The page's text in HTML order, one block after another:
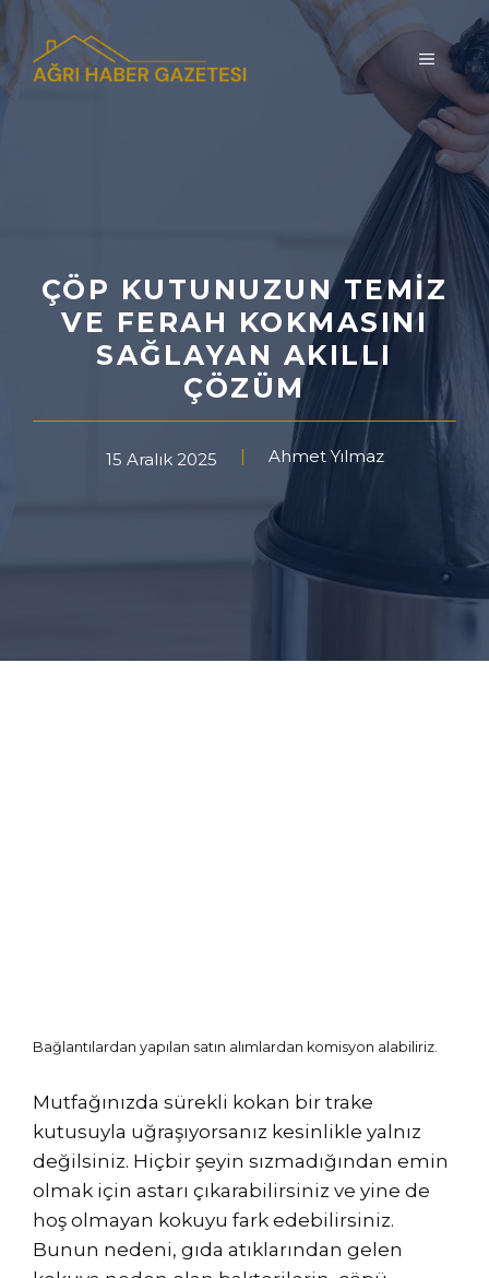
İçeriğe
atla
MENÜ
ÇÖP KUTUNUZUN TEMIZ
VE FERAH KOKMASINI
SAĞLAYAN AKILLI
ÇÖZÜM
15 Aralık 2025 Ahmet Yılmaz
Bağlantılardan yapılan satın alımlardan komisyon alabiliriz.
Mutfağınızda sürekli kokan bir trake
kutusuyla uğraşıyorsanız kesinlikle yalnız
değilsiniz. Hiçbir şeyin sızmadığından emin
olmak için astarı çıkarabilirsiniz ve yine de
hoş olmayan kokuyu fark edebilirsiniz.
Bunun nedeni, gıda atıklarından gelen